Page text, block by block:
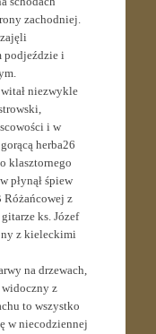
zachodniej.
podjeździe i
niezwykle
i w
herba26
klasztornego
płynął śpiew
Różańcowej z
ks. Józef
z kieleckimi
na drzewach,
z
to wszystko
w niecodziennej